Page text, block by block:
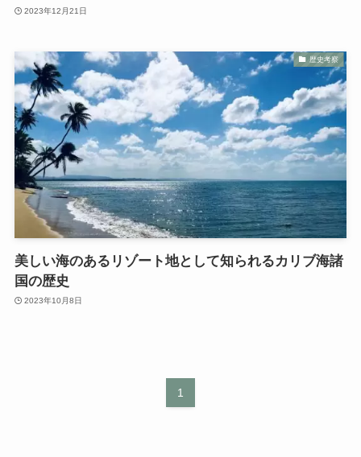
2023年12月21日
歴史考察
美しい海のあるリゾート地として知られるカリブ海諸
国の歴史
2023年10月8日
1